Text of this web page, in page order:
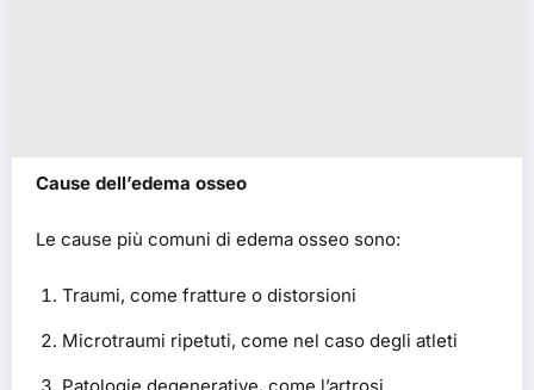
Cause dell’edema osseo
Le cause più comuni di edema osseo sono:
Traumi, come fratture o distorsioni
Microtraumi ripetuti, come nel caso degli atleti